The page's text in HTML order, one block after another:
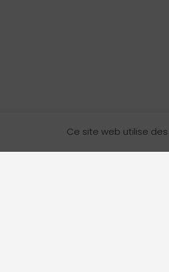
Ce site web utilise